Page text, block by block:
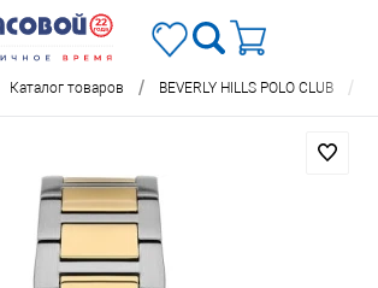
Каталог товаров / BEVERLY HILLS POLO CLUB /